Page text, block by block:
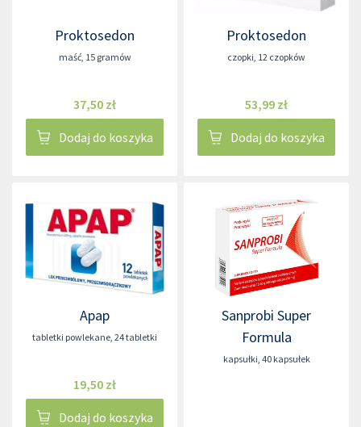
Proktosedon
maść, 15 gramów
37,50 zł
Dodaj do koszyka
Proktosedon
czopki, 12 czopków
53,99 zł
Dodaj do koszyka
Apap
tabletki powlekane, 24 tabletki
19,50 zł
Dodaj do koszyka
Sanprobi Super
Formula
kapsułki, 40 kapsułek